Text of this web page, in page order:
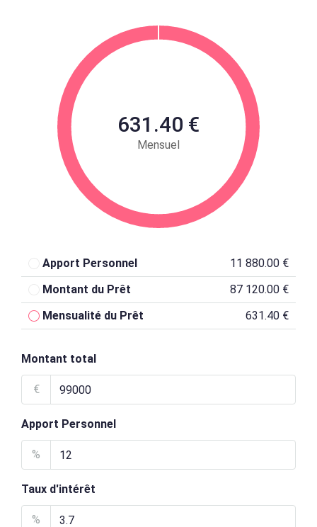
631.40 €
Mensuel
Apport Personnel
11 880.00 €
Montant du Prêt
87 120.00 €
Mensualité du Prêt
631.40 €
Montant total
€
Apport Personnel
%
Taux d'intérêt
%